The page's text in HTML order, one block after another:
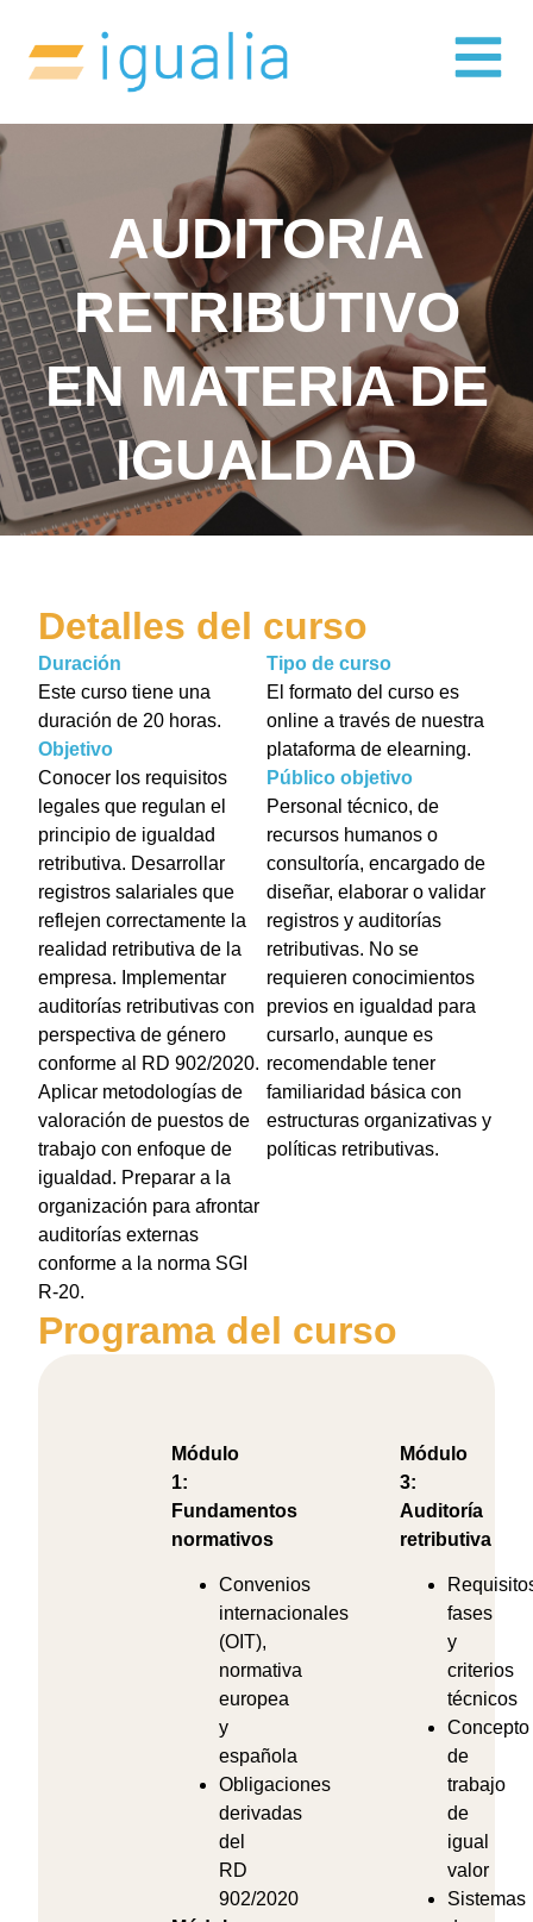
AUDITOR/A
RETRIBUTIVO
EN MATERIA DE
IGUALDAD
Detalles del curso
Duración
Este curso tiene una
duración de 20 horas.
Objetivo
Conocer los requisitos
legales que regulan el
principio de igualdad
retributiva. Desarrollar
registros salariales que
reflejen correctamente la
realidad retributiva de la
empresa. Implementar
auditorías retributivas con
perspectiva de género
conforme al RD 902/2020.
Aplicar metodologías de
valoración de puestos de
trabajo con enfoque de
igualdad. Preparar a la
organización para afrontar
auditorías externas
conforme a la norma SGI
R-20.
Tipo de curso
El formato del curso es
online a través de nuestra
plataforma de elearning.
Público objetivo
Personal técnico, de
recursos humanos o
consultoría, encargado de
diseñar, elaborar o validar
registros y auditorías
retributivas. No se
requieren conocimientos
previos en igualdad para
cursarlo, aunque es
recomendable tener
familiaridad básica con
estructuras organizativas y
políticas retributivas.
Programa del curso
Módulo
1:
Fundamentos
normativos
Convenios
internacionales
(OIT),
normativa
europea
y
española
Obligaciones
derivadas
del
RD
902/2020
Módulo
3:
Auditoría
retributiva
fases
y
criterios
técnicos
Concepto
de
trabajo
de
igual
valor
Sistemas